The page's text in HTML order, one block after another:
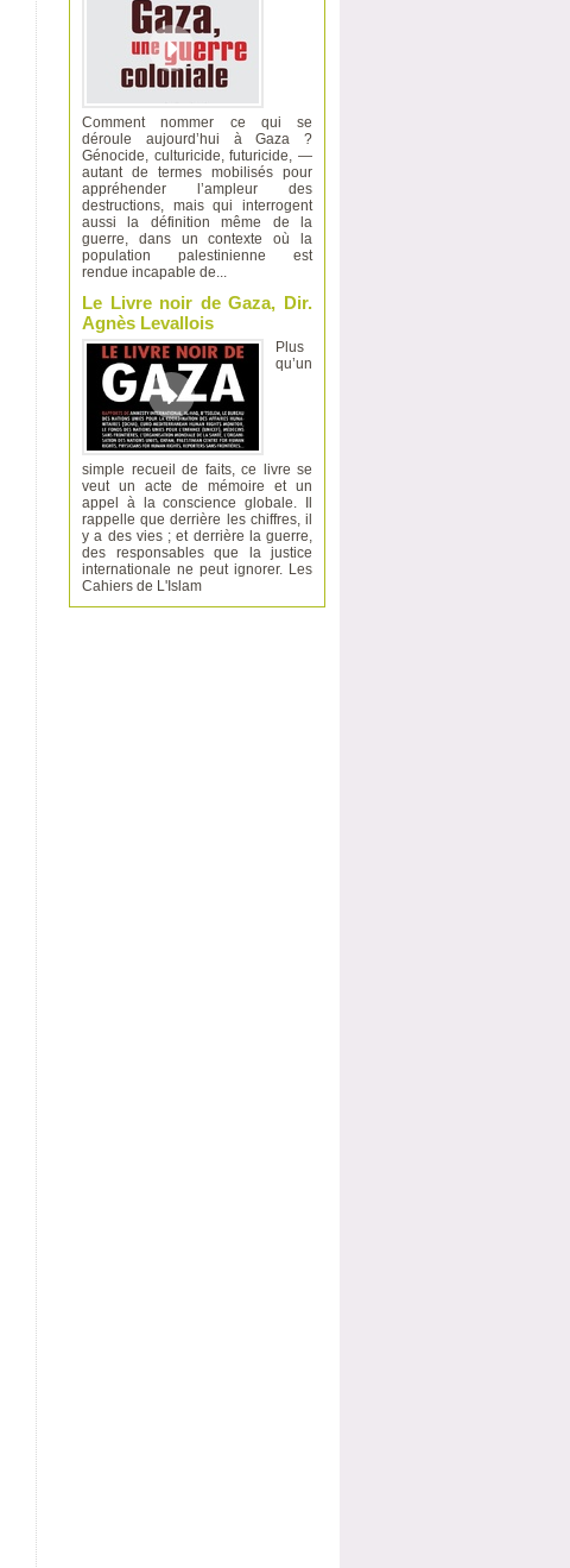
Comment nommer ce qui se
déroule aujourd’hui à Gaza ?
Génocide, culturicide, futuricide, —
autant de termes mobilisés pour
appréhender l’ampleur des
destructions, mais qui interrogent
aussi la définition même de la
guerre, dans un contexte où la
population palestinienne est
rendue incapable de...
Le Livre noir de Gaza, Dir.
Agnès Levallois
Plus
qu’un
simple recueil de faits, ce livre se
veut un acte de mémoire et un
appel à la conscience globale. Il
rappelle que derrière les chiffres, il
y a des vies ; et derrière la guerre,
des responsables que la justice
internationale ne peut ignorer. Les
Cahiers de L'Islam